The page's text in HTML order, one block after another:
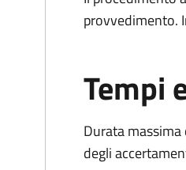
provvedimento.
Tempi
Durata
degli